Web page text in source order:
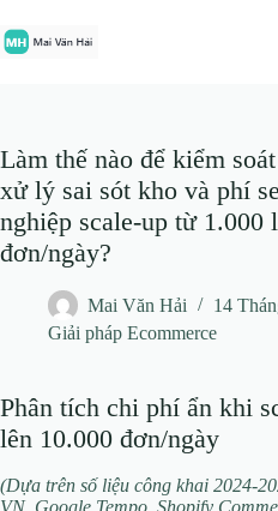
đến
phần
Làm thế nào để kiểm
xử lý sai sót kho và phí
nghiệp scale-up từ 1.000
đơn/ngày?
Mai Văn Hải
14
Giải pháp Ecommerce
Phân tích chi phí ẩn khi
lên 10.000 đơn/ngày
(Dựa trên số liệu công khai
VN, Google Tempo, Shopify